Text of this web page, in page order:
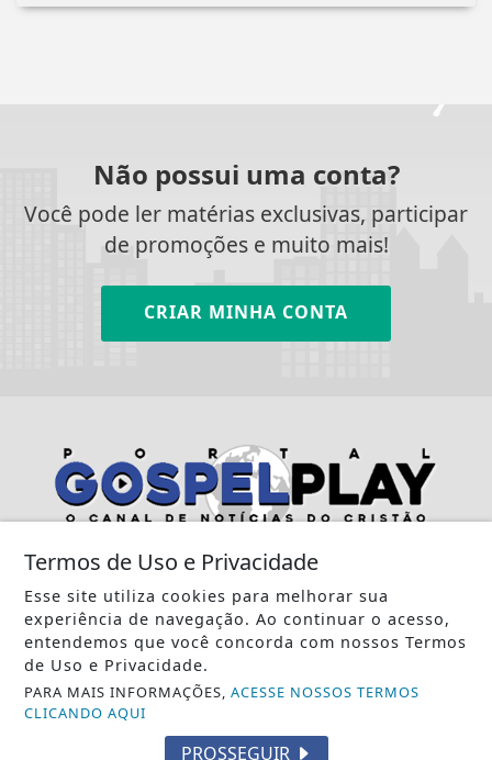
Não possui uma conta?
Você pode ler matérias exclusivas, participar
de promoções e muito mais!
CRIAR MINHA CONTA
INÍCIO | SOBRE | PAINEL DO LEITOR |
TERMOS DE USO E PRIVACIDADE | FAQ | CONTATO
Termos de Uso e Privacidade
Esse site utiliza cookies para melhorar sua
experiência de navegação. Ao continuar o acesso,
entendemos que você concorda com nossos Termos
de Uso e Privacidade.
PARA MAIS INFORMAÇÕES,ACESSE NOSSOS TERMOS
CLICANDO AQUI
PROSSEGUIR